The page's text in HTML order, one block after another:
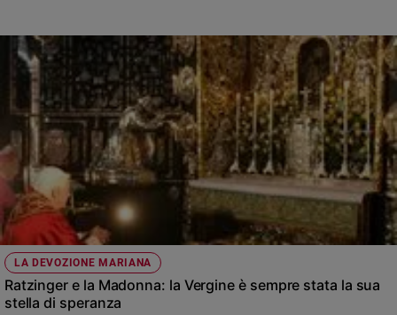
LA DEVOZIONE MARIANA
Ratzinger e la Madonna: la Vergine è sempre stata la sua
stella di speranza